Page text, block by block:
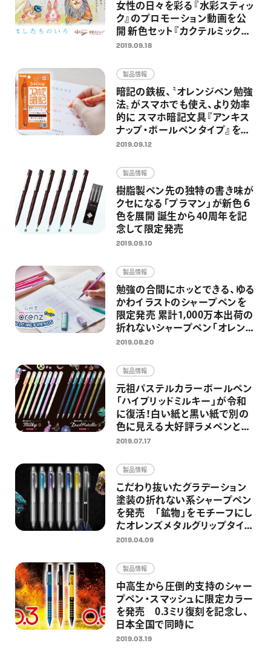
女性の日々を彩る『水彩スティッ
ク』のプロモーション動画を公
開 新色セット『カクテルミック
ス』『ミッドナイトミックス』の発
2019.09.18
製品情報
暗記の鉄板、〝オレンジペン勉強
法〟がスマホでも使え、より効率
的に スマホ暗記文具『アンキス
ナップ・ボールペンタイプ』を発
売
2019.09.12
製品情報
樹脂製ペン先の独特の書き味が
クセになる「プラマン」が新色６
色を展開 誕生から40周年を記
念して限定発売
2019.09.10
製品情報
勉強の合間にホッとできる、ゆる
かわイラストのシャープペンを
限定発売 累計1,000万本出荷の
折れないシャープペン「オレン
ズ」シリーズより
2019.08.20
製品情報
元祖パステルカラーボールペン
「ハイブリッドミルキー」が令和
に復活！白い紙と黒い紙で別の
色に見える大好評ラメペンと同
時限定発売
2019.07.17
製品情報
こだわり抜いたグラデーション
塗装の折れない系シャープペン
を発売 「鉱物」をモチーフにし
たオレンズメタルグリップタイプ
を限定で
2019.04.09
製品情報
中高生から圧倒的支持のシャー
プペン・スマッシュに限定カラー
を発売 0.3ミリ復刻を記念し、
日本全国で同時に
2019.03.19